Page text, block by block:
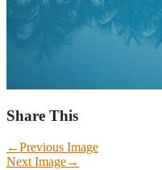
Share This
←Previous Image
Next Image→